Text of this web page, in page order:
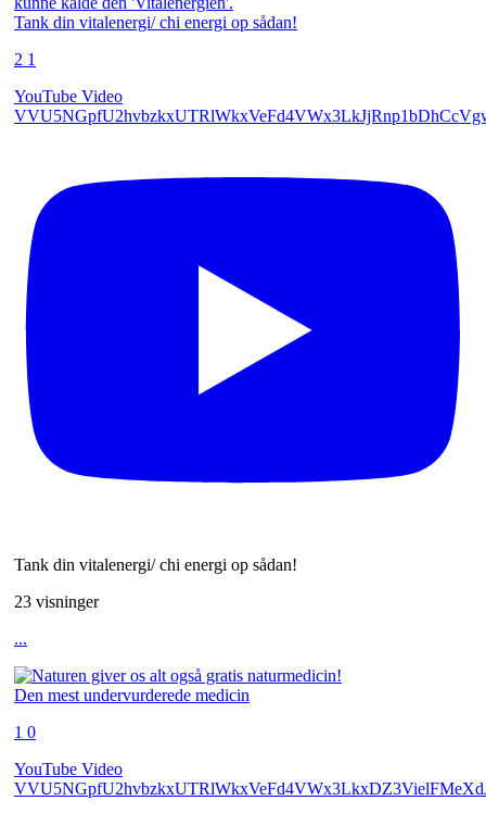
Tank din vitalenergi/ chi energi op sådan!
2 1
YouTube Video
Tank din vitalenergi/ chi energi op sådan!
23 visninger
...
Den mest undervurderede medicin
1 0
YouTube Video